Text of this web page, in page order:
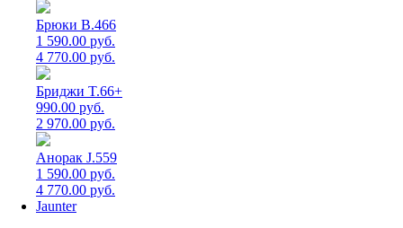
Брюки B.466
1 590.00 руб.
4 770.00 руб.
Бриджи T.66+
990.00 руб.
2 970.00 руб.
Анорак J.559
1 590.00 руб.
4 770.00 руб.
Jaunter